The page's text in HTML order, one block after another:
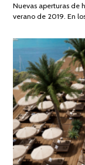
Nuevas aperturas de
verano de 2019. En